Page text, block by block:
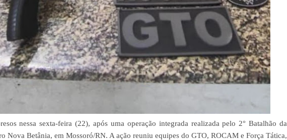
nessa sexta-feira (22), após uma operação integrada realizada pelo 2° Batalhão da
Nova Betânia, em Mossoró/RN. A ação reuniu equipes do GTO, ROCAM e Força Tática,